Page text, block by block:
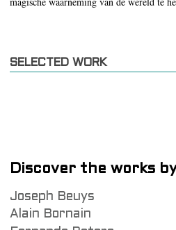
SELECTED WORK
Discover the works by
Joseph Beuys
Alain Bornain